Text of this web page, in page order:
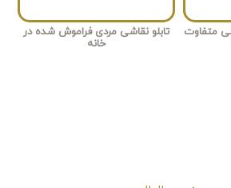
متفاوت
تابلو نقاشی مردی فراموش شده در
خانه